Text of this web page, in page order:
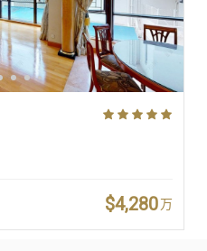
$4,280万